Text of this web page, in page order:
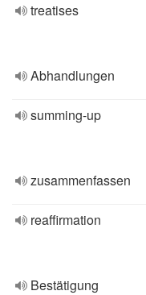
treatises
Abhandlungen
summing-up
zusammenfassen
reaffirmation
Bestätigung